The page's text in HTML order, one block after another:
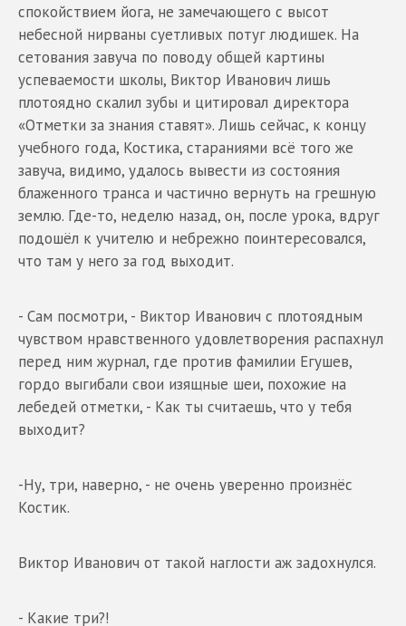
спокойствием йога, не замечающего с высот
небесной нирваны суетливых потуг людишек. На
сетования завуча по поводу общей картины
успеваемости школы, Виктор Иванович лишь
плотоядно скалил зубы и цитировал директора
«Отметки за знания ставят». Лишь сейчас, к концу
учебного года, Костика, стараниями всё того же
завуча, видимо, удалось вывести из состояния
блаженного транса и частично вернуть на грешную
землю. Где-то, неделю назад, он, после урока, вдруг
подошёл к учителю и небрежно поинтересовался,
что там у него за год выходит.
- Сам посмотри, - Виктор Иванович с плотоядным
чувством нравственного удовлетворения распахнул
перед ним журнал, где против фамилии Егушев,
гордо выгибали свои изящные шеи, похожие на
лебедей отметки, - Как ты считаешь, что у тебя
выходит?
-Ну, три, наверно, - не очень уверенно произнёс
Костик.
Виктор Иванович от такой наглости аж задохнулся.
- Какие три?!